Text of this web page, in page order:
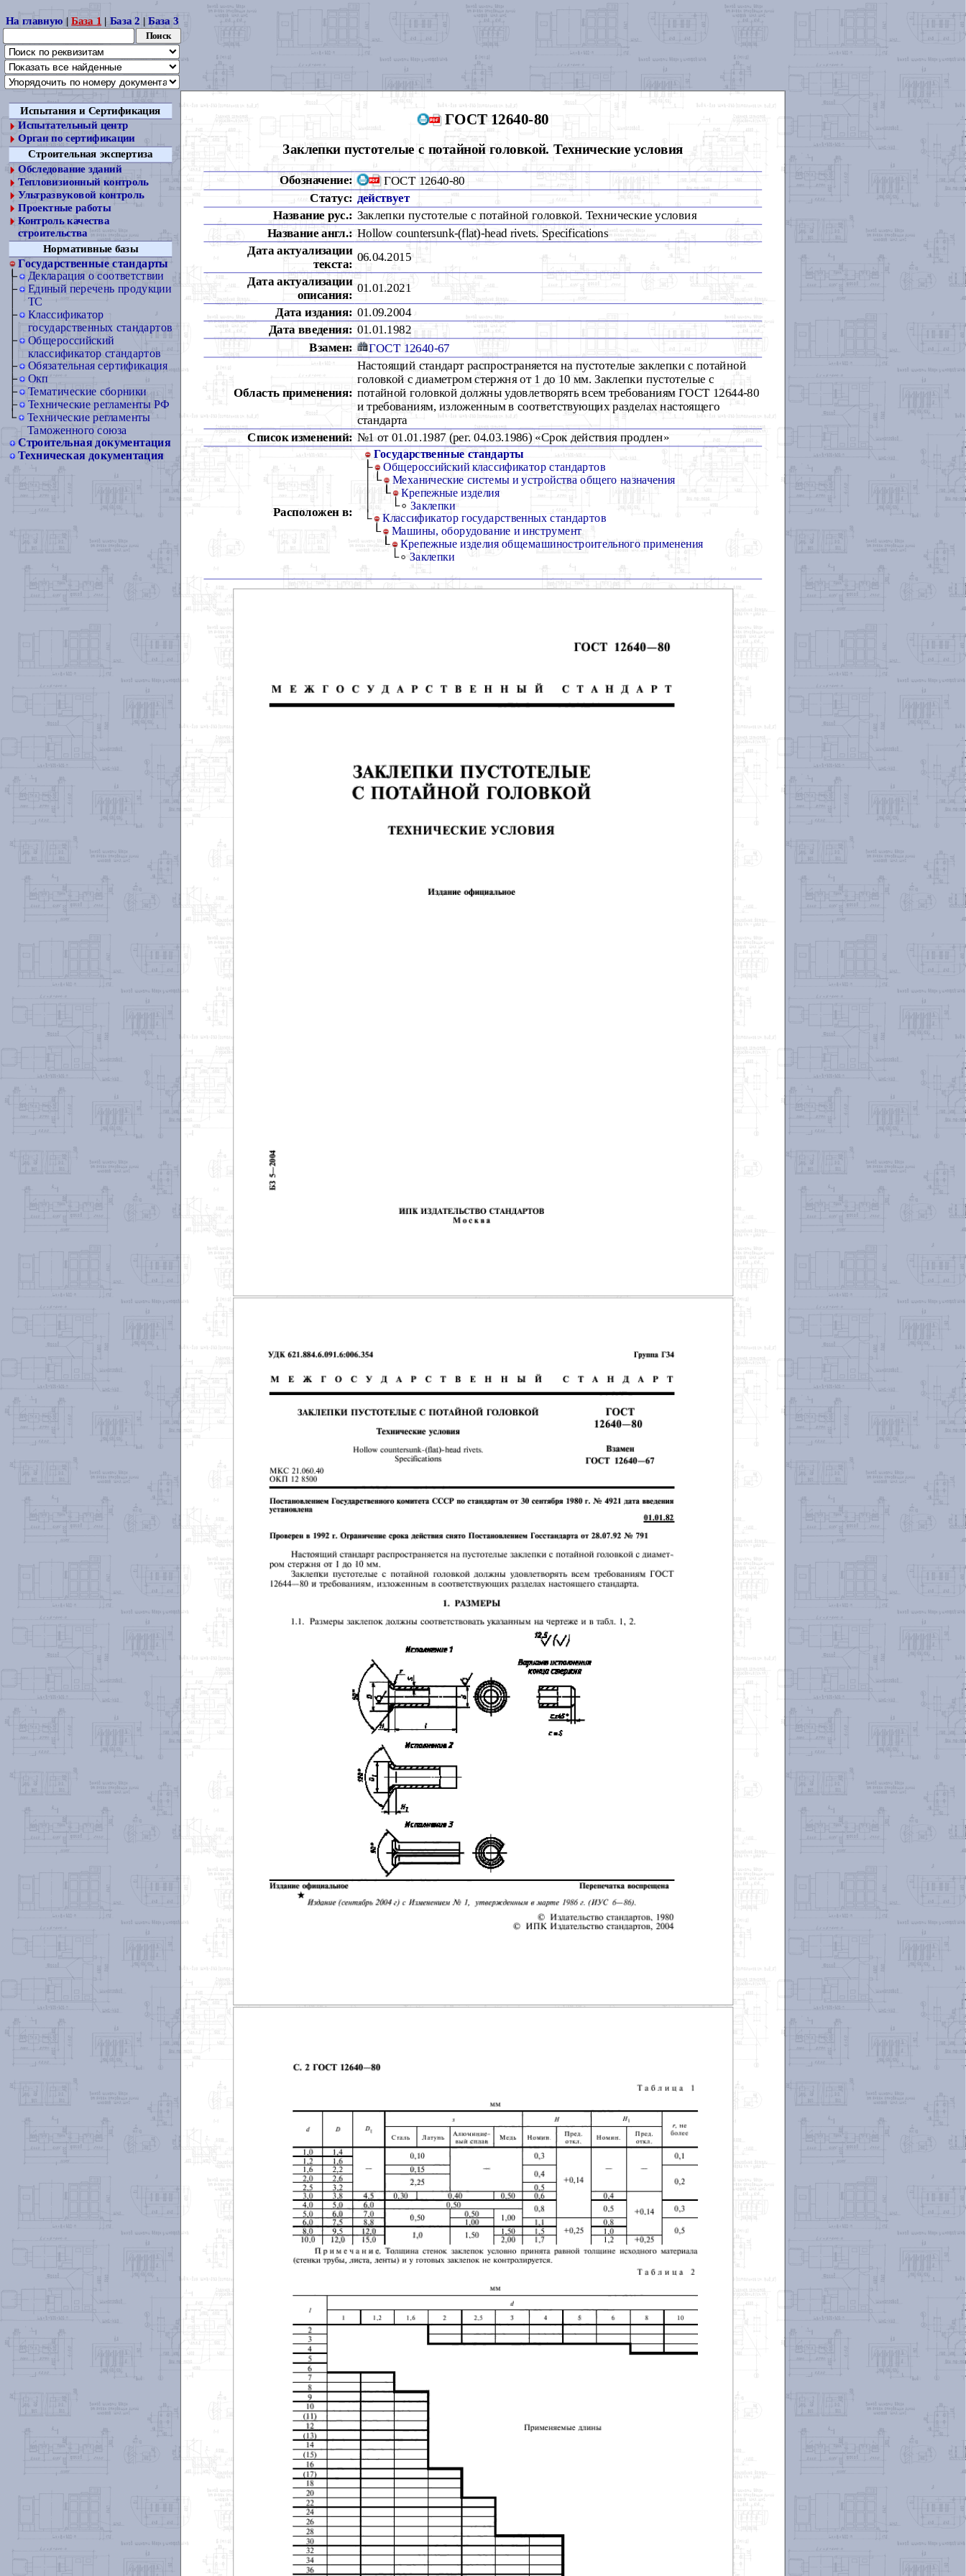
На главную |База 1 | База 2 |База 3
Испытания и Сертификация
Испытательный центр
Орган по сертификации
Строительная экспертиза
Обследование зданий
Тепловизионный контроль
Ультразвуковой контроль
Проектные работы
Контроль качества
строительства
Нормативные базы
Государственные стандарты
Декларация о соответствии
Единый перечень продукции
ТС
Классификатор
государственных стандартов
Общероссийский
классификатор стандартов
Обязательная сертификация
Окп
Тематические сборники
Технические регламенты РФ
Технические регламенты
Таможенного союза
Строительная документация
Техническая документация
ГОСТ 12640-80
Заклепки пустотелые с потайной головкой. Технические условия
Обозначение:
ГОСТ 12640-80
Статус: действует
Название рус.: Заклепки пустотелые с потайной головкой. Технические условия
Название англ.: Hollow countersunk-(flat)-head rivets. Specifications
Дата актуализации
текста:
06.04.2015
Дата актуализации
описания:
01.01.2021
Дата издания: 01.09.2004
Дата введения: 01.01.1982
Взамен:
ГОСТ 12640-67
Область применения:
Настоящий стандарт распространяется на пустотелые заклепки с потайной
головкой с диаметром стержня от 1 до 10 мм. Заклепки пустотелые с
потайной головкой должны удовлетворять всем требованиям ГОСТ 12644-80
и требованиям, изложенным в соответствующих разделах настоящего
стандарта
Список изменений: №1 от 01.01.1987 (рег. 04.03.1986) «Срок действия продлен»
Расположен в:
Государственные стандарты
Общероссийский классификатор стандартов
Механические системы и устройства общего назначения
Крепежные изделия
Заклепки
Классификатор государственных стандартов
Машины, оборудование и инструмент
Крепежные изделия общемашиностроительного применения
Заклепки